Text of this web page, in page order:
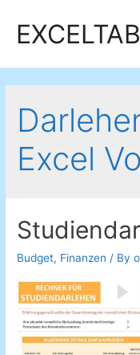
Excel
Budget, Finanzen / By